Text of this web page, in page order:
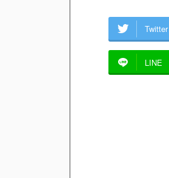
Twitter
LINE